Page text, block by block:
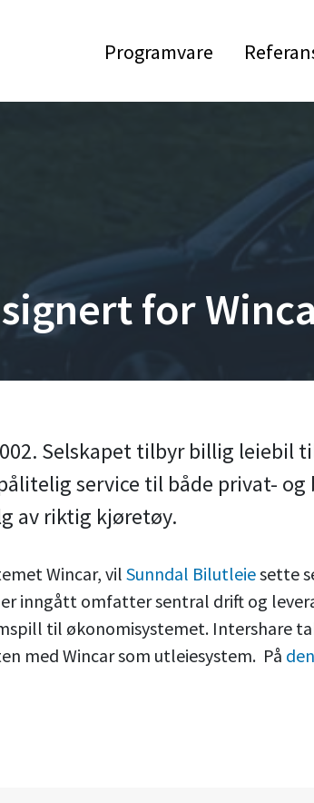
Programvare
for
Selskapet tilbyr billig leiebil
service til både privat- og
av riktig kjøretøy.
Wincar, vil Sunndal Bilutleiesette
inngått omfatter sentral drift og
til økonomisystemet. Intershare
med Wincar som utleiesystem. På